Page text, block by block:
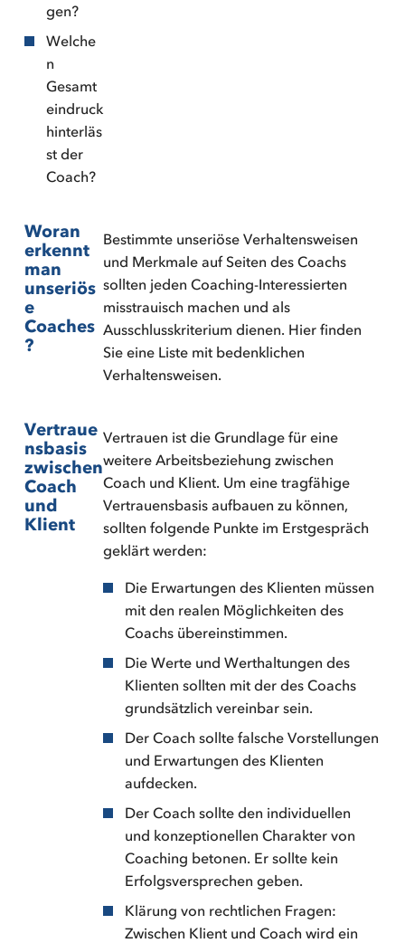
gen?
Welche
n
Gesamt
eindruck
hinterläs
st der
Coach?
Woran
erkennt
man
unseriös
e
Coaches
?
Bestimmte unseriöse Verhaltensweisen
und Merkmale auf Seiten des Coachs
sollten jeden Coaching-Interessierten
misstrauisch machen und als
Ausschlusskriterium dienen. Hier finden
Sie eine Liste mit bedenklichen
Verhaltensweisen.
Vertraue
nsbasis
zwischen
Coach
und
Klient
Vertrauen ist die Grundlage für eine
weitere Arbeitsbeziehung zwischen
Coach und Klient. Um eine tragfähige
Vertrauensbasis aufbauen zu können,
sollten folgende Punkte im Erstgespräch
geklärt werden:
Die Erwartungen des Klienten müssen
mit den realen Möglichkeiten des
Coachs übereinstimmen.
Die Werte und Werthaltungen des
Klienten sollten mit der des Coachs
grundsätzlich vereinbar sein.
Der Coach sollte falsche Vorstellungen
und Erwartungen des Klienten
aufdecken.
Der Coach sollte den individuellen
und konzeptionellen Charakter von
Coaching betonen. Er sollte kein
Erfolgsversprechen geben.
Klärung von rechtlichen Fragen:
Zwischen Klient und Coach wird ein